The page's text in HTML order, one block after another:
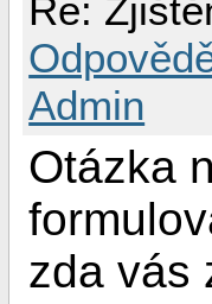
Re:
Admin
Otázka
zda vás